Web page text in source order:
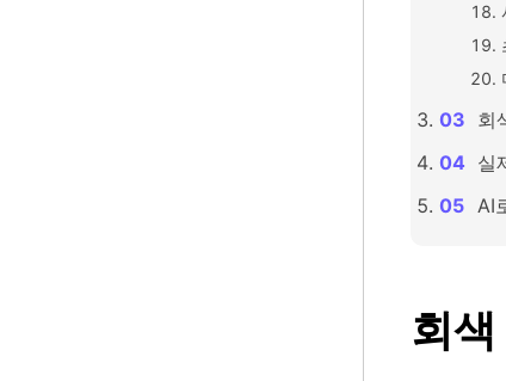
회
실
AI
회